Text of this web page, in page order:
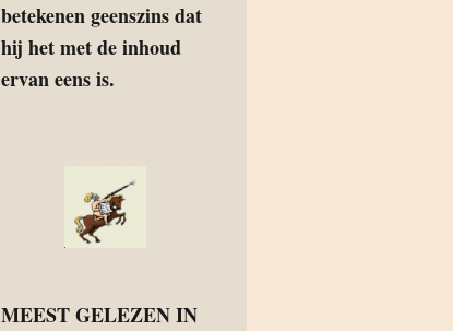
betekenen geenszins dat
hij het met de inhoud
ervan eens is.
MEEST GELEZEN IN